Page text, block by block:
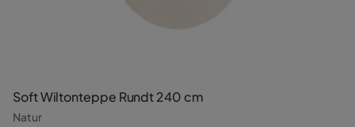
Soft Wiltonteppe Rundt 240 cm
Natur